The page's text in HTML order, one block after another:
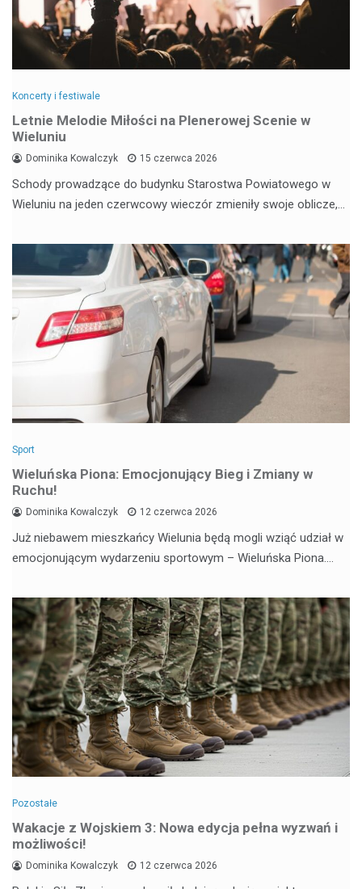
Koncerty i festiwale
Letnie Melodie Miłości na Plenerowej Scenie w
Wieluniu
Dominika Kowalczyk 15 czerwca 2026
Schody prowadzące do budynku Starostwa Powiatowego w
Wieluniu na jeden czerwcowy wieczór zmieniły swoje oblicze,…
Sport
Wieluńska Piona: Emocjonujący Bieg i Zmiany w
Ruchu!
Dominika Kowalczyk 12 czerwca 2026
Już niebawem mieszkańcy Wielunia będą mogli wziąć udział w
emocjonującym wydarzeniu sportowym – Wieluńska Piona.…
Pozostałe
Wakacje z Wojskiem 3: Nowa edycja pełna wyzwań i
możliwości!
Dominika Kowalczyk 12 czerwca 2026